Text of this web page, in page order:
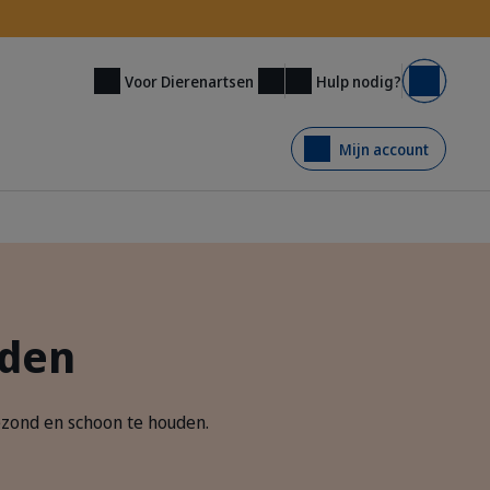
Voor Dierenartsen Hulp nodig? Mand
Mijn account
en schoon te houden.